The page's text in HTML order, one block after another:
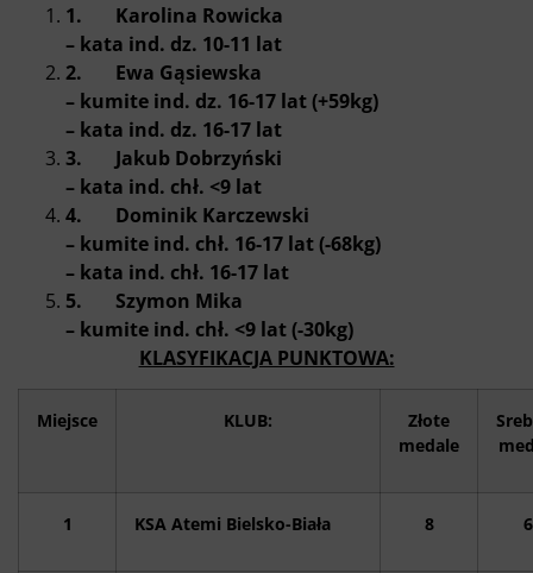
1. Karolina Rowicka
– kata ind. dz. 10-11 lat
2. Ewa Gąsiewska
– kumite ind. dz. 16-17 lat (+59kg)
– kata ind. dz. 16-17 lat
3. Jakub Dobrzyński
– kata ind. chł. <9 lat
4. Dominik Karczewski
– kumite ind. chł. 16-17 lat (-68kg)
– kata ind. chł. 16-17 lat
5. Szymon Mika
– kumite ind. chł. <9 lat (-30kg)
KLASYFIKACJA PUNKTOWA:
Miejsce KLUB:
Złote
medale
1 KSA Atemi Bielsko-Biała 8 6